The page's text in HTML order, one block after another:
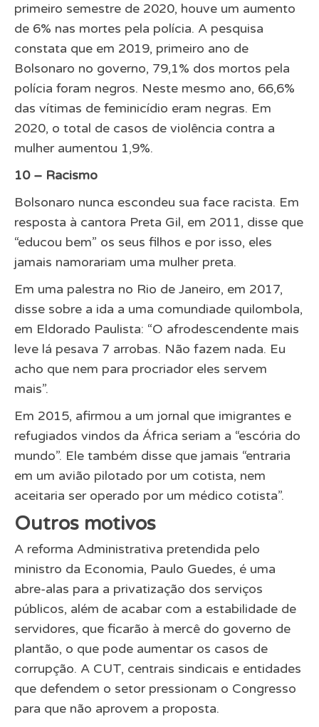
primeiro semestre de 2020, houve um aumento
de 6% nas mortes pela polícia. A pesquisa
constata que em 2019, primeiro ano de
Bolsonaro no governo, 79,1% dos mortos pela
polícia foram negros. Neste mesmo ano, 66,6%
das vítimas de feminicídio eram negras. Em
2020, o total de casos de violência contra a
mulher aumentou 1,9%.
10 – Racismo
Bolsonaro nunca escondeu sua face racista. Em
resposta à cantora Preta Gil, em 2011, disse que
“educou bem” os seus filhos e por isso, eles
jamais namorariam uma mulher preta.
Em uma palestra no Rio de Janeiro, em 2017,
disse sobre a ida a uma comundiade quilombola,
em Eldorado Paulista: “O afrodescendente mais
leve lá pesava 7 arrobas. Não fazem nada. Eu
acho que nem para procriador eles servem
mais”.
Em 2015, afirmou a um jornal que imigrantes e
refugiados vindos da África seriam a “escória do
mundo”. Ele também disse que jamais “entraria
em um avião pilotado por um cotista, nem
aceitaria ser operado por um médico cotista”.
Outros motivos
A reforma Administrativa pretendida pelo
ministro da Economia, Paulo Guedes, é uma
abre-alas para a privatização dos serviços
públicos, além de acabar com a estabilidade de
servidores, que ficarão à mercê do governo de
plantão, o que pode aumentar os casos de
corrupção. A CUT, centrais sindicais e entidades
que defendem o setor pressionam o Congresso
para que não aprovem a proposta.